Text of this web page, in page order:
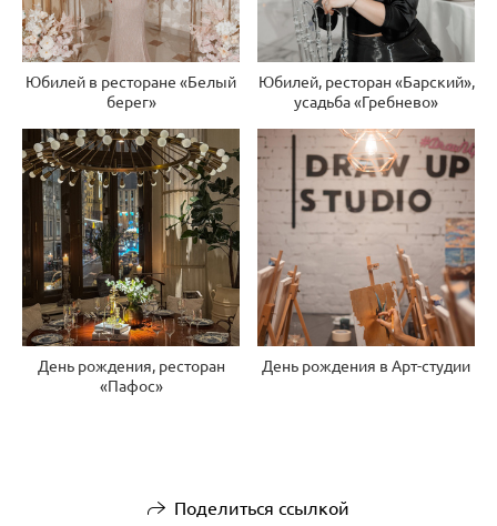
Юбилей в ресторане «Белый
берег»
Юбилей, ресторан «Барский»,
усадьба «Гребнево»
День рождения, ресторан
«Пафос»
День рождения в Арт-студии
Поделиться ссылкой